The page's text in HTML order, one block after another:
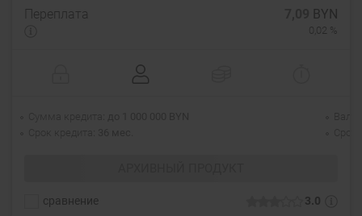
3.0
сравнение
Переплата BYN
0,02 %